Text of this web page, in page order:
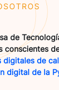
de
conscientes
digitales de
digital de la